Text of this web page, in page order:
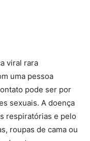
viral rara
uma pessoa
pode ser por
sexuais. A doença
respiratórias e pelo
roupas de cama ou